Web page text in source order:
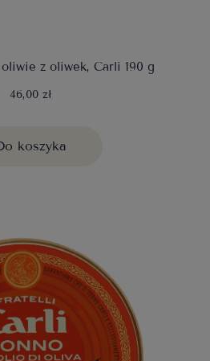
oliwie z oliwek, Carli 190 g
46,00 zł
koszyka